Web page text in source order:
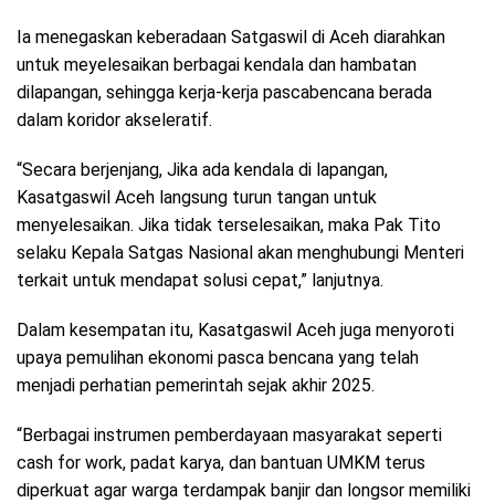
Ia menegaskan keberadaan Satgaswil di Aceh diarahkan
untuk meyelesaikan berbagai kendala dan hambatan
dilapangan, sehingga kerja-kerja pascabencana berada
dalam koridor akseleratif.
“Secara berjenjang, Jika ada kendala di lapangan,
Kasatgaswil Aceh langsung turun tangan untuk
menyelesaikan. Jika tidak terselesaikan, maka Pak Tito
selaku Kepala Satgas Nasional akan menghubungi Menteri
terkait untuk mendapat solusi cepat,” lanjutnya.
Dalam kesempatan itu, Kasatgaswil Aceh juga menyoroti
upaya pemulihan ekonomi pasca bencana yang telah
menjadi perhatian pemerintah sejak akhir 2025.
“Berbagai instrumen pemberdayaan masyarakat seperti
cash for work, padat karya, dan bantuan UMKM terus
diperkuat agar warga terdampak banjir dan longsor memiliki